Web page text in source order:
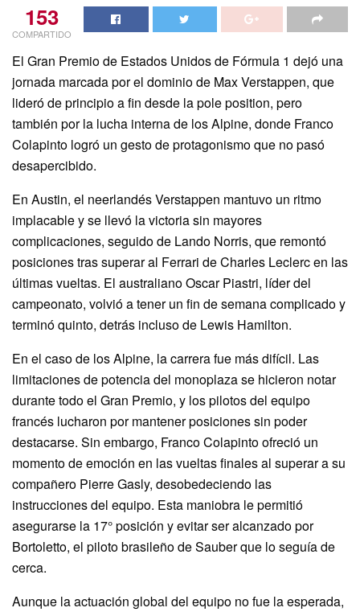
153
COMPARTIDO
El Gran Premio de Estados Unidos de Fórmula 1 dejó una
jornada marcada por el dominio de Max Verstappen, que
lideró de principio a fin desde la pole position, pero
también por la lucha interna de los Alpine, donde Franco
Colapinto logró un gesto de protagonismo que no pasó
desapercibido.
En Austin, el neerlandés Verstappen mantuvo un ritmo
implacable y se llevó la victoria sin mayores
complicaciones, seguido de Lando Norris, que remontó
posiciones tras superar al Ferrari de Charles Leclerc en las
últimas vueltas. El australiano Oscar Piastri, líder del
campeonato, volvió a tener un fin de semana complicado y
terminó quinto, detrás incluso de Lewis Hamilton.
En el caso de los Alpine, la carrera fue más difícil. Las
limitaciones de potencia del monoplaza se hicieron notar
durante todo el Gran Premio, y los pilotos del equipo
francés lucharon por mantener posiciones sin poder
destacarse. Sin embargo, Franco Colapinto ofreció un
momento de emoción en las vueltas finales al superar a su
compañero Pierre Gasly, desobedeciendo las
instrucciones del equipo. Esta maniobra le permitió
asegurarse la 17° posición y evitar ser alcanzado por
Bortoletto, el piloto brasileño de Sauber que lo seguía de
cerca.
Aunque la actuación global del equipo no fue la esperada,